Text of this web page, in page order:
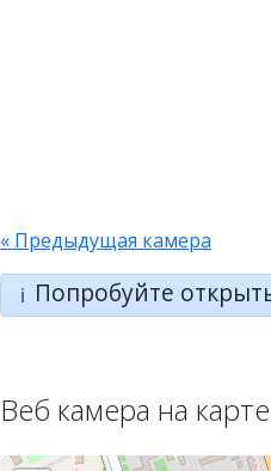
« Предыдущая камера
ℹ️ Попробуйте
Веб камера на карте